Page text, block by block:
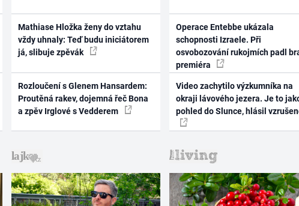
Mathiase Hložka ženy do vztahu
vždy uhnaly: Teď budu iniciátorem
já, slibuje zpěvák
Rozloučení s Glenem Hansardem:
Proutěná rakev, dojemná řeč Bona
a zpěv Irglové s Vedderem
Operace Entebbe ukázala
schopnosti Izraele. Při
osvobozování rukojmích padl
premiéra
Video zachytilo výzkumníka na
okraji lávového jezera. Je to
pohled do Slunce, hlásil